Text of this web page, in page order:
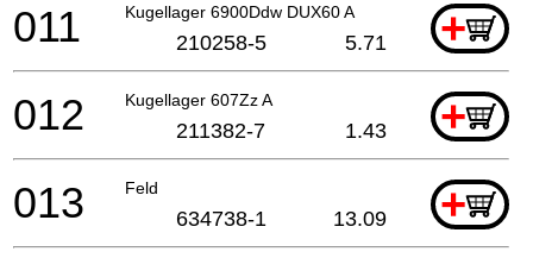
Kugellager 6900Ddw DUX60 A +
011 210258-5 5.71
Kugellager 607Zz A +
012 211382-7 1.43
Feld +
013 634738-1 13.09